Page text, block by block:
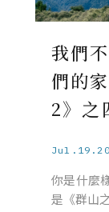
我們
們的
2》之
你是什麼
是《群山